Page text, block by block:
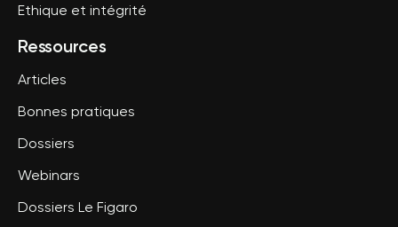
Ethique et intégrité
Ressources
Articles
Bonnes pratiques
Dossiers
Webinars
Dossiers Le Figaro